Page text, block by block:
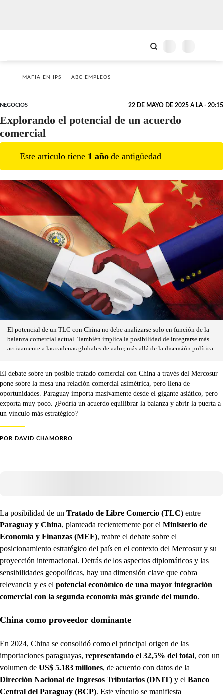
MAFIA EN IPS ABC EMPLEOS
NEGOCIOS 22 DE MAYO DE 2025 A LA - 20:15
Explorando el potencial de un acuerdo
comercial
Este artículo tiene 1 año de antigüedad
El potencial de un TLC con China no debe analizarse solo en función de la
balanza comercial actual. También implica la posibilidad de integrarse más
activamente a las cadenas globales de valor, más allá de la discusión política.
El debate sobre un posible tratado comercial con China a través del Mercosur
pone sobre la mesa una relación comercial asimétrica, pero llena de
oportunidades. Paraguay importa masivamente desde el gigante asiático, pero
exporta muy poco. ¿Podría un acuerdo equilibrar la balanza y abrir la puerta a
un vínculo más estratégico?
POR DAVID CHAMORRO
La posibilidad de un Tratado de Libre Comercio (TLC) entre
Paraguay y China, planteada recientemente por el Ministerio de
Economía y Finanzas (MEF), reabre el debate sobre el
posicionamiento estratégico del país en el contexto del Mercosur y su
proyección internacional. Detrás de los aspectos diplomáticos y las
sensibilidades geopolíticas, hay una dimensión clave que cobra
relevancia y es el potencial económico de una mayor integración
comercial con la segunda economía más grande del mundo.
China como proveedor dominante
En 2024, China se consolidó como el principal origen de las
importaciones paraguayas, representando el 32,5% del total, con un
volumen de US$ 5.183 millones, de acuerdo con datos de la
Dirección Nacional de Ingresos Tributarios (DNIT) y el Banco
Central del Paraguay (BCP). Este vínculo se manifiesta